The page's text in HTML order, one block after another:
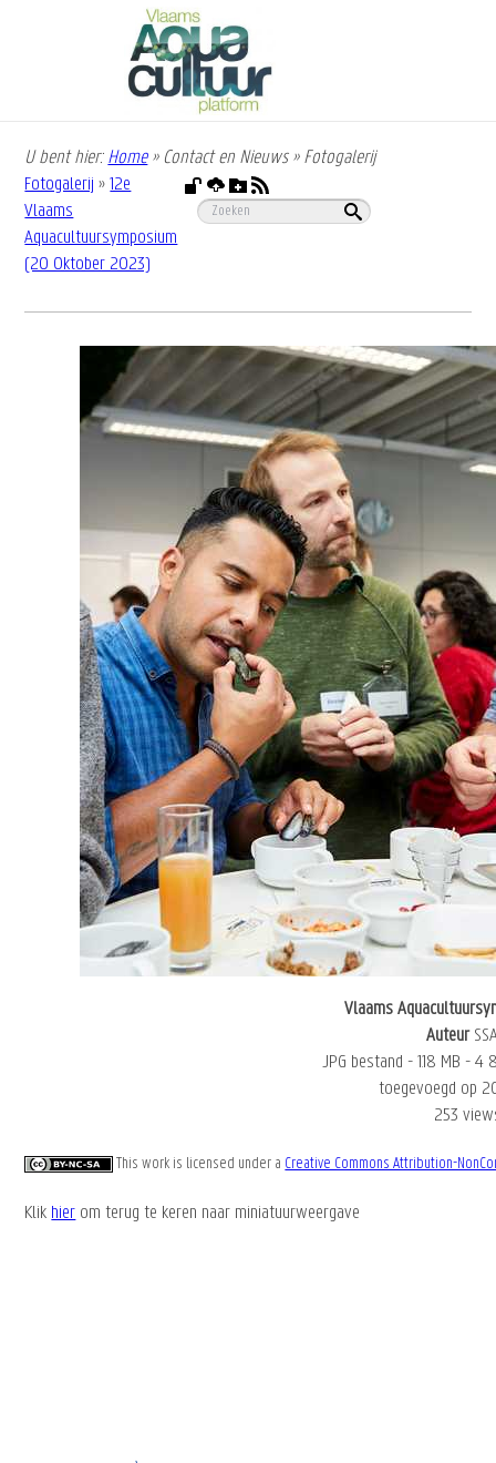
gaan
Kruimelpad
U bent hier: Home » Contact en Nieuws » Fotogalerij
Fotogalerij »12e
Vlaams
Aquacultuursymposium
(20 Oktober 2023)
Vlaams
Auteur
JPG bestand - 1.18 MB - 4
toegevoegd op
253
This work is licensed under a Creative Commons Attribution-
Klik hier om terug te keren naar miniatuurweergave